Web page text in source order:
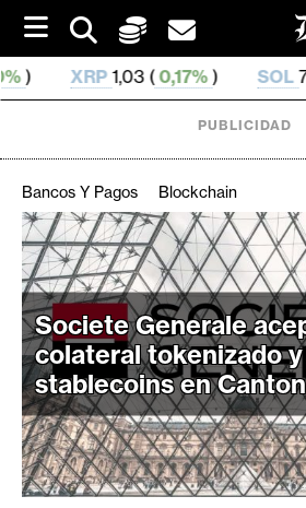
i
p
t
o
0,17% SOL 74,81 (2,01%)
C
r
i
p
t
o
M
e
r
c
PUBLICIDAD
Bancos Y Pagos Blockchain
Societe Generale
colateral tokenizado
stablecoins en